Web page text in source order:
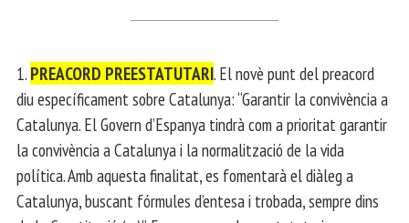
1. PREACORD PREESTATUTARI. El novè punt del preacord
diu específicament sobre Catalunya: “Garantir la convivència a
Catalunya. El Govern d’Espanya tindrà com a prioritat garantir
la convivència a Catalunya i la normalització de la vida
política. Amb aquesta finalitat, es fomentarà el diàleg a
Catalunya, buscant fórmules d’entesa i trobada, sempre dins